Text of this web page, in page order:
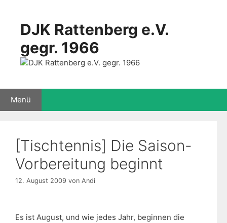
springenDJK Rattenberg e.V.
gegr. 1966
Menü
[Tischtennis] Die Saison-
Vorbereitung beginnt
12. August 2009 von Andi
Es ist August, und wie jedes Jahr, beginnen die